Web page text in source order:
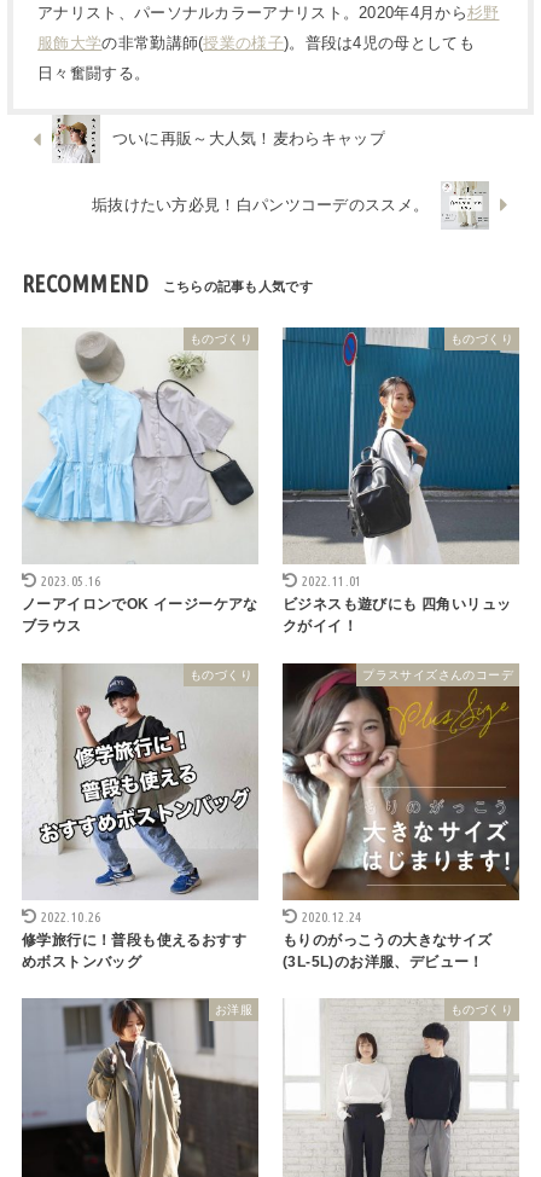
アナリスト、パーソナルカラーアナリスト。2020年4月から杉野
服飾大学の非常勤講師(授業の様子)。普段は4児の母としても
日々奮闘する。
ついに再販～大人気！麦わらキャップ
垢抜けたい方必見！白パンツコーデのススメ。
RECOMMEND
ものづくり
2023.05.16
ノーアイロンでOK イージーケアな
ブラウス
ものづくり
2022.11.01
ビジネスも遊びにも 四角いリュッ
クがイイ！
ものづくり
2022.10.26
修学旅行に！普段も使えるおすす
めボストンバッグ
プラスサイズさんのコーデ
2020.12.24
もりのがっこうの大きなサイズ
(3L-5L)のお洋服、デビュー！
お洋服 ものづくり